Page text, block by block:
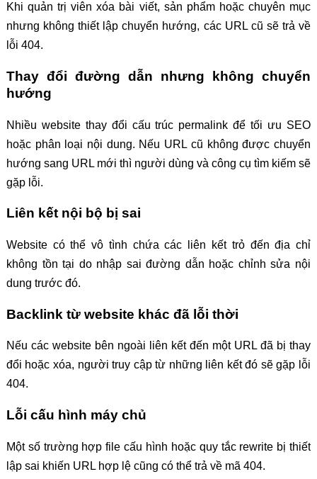
Khi quản trị viên xóa bài viết, sản phẩm hoặc chuyên mục
nhưng không thiết lập chuyển hướng, các URL cũ sẽ trả về
lỗi 404.
Thay đổi đường dẫn nhưng không chuyển
hướng
Nhiều website thay đổi cấu trúc permalink để tối ưu SEO
hoặc phân loại nội dung. Nếu URL cũ không được chuyển
hướng sang URL mới thì người dùng và công cụ tìm kiếm sẽ
gặp lỗi.
Liên kết nội bộ bị sai
Website có thể vô tình chứa các liên kết trỏ đến địa chỉ
không tồn tại do nhập sai đường dẫn hoặc chỉnh sửa nội
dung trước đó.
Backlink từ website khác đã lỗi thời
Nếu các website bên ngoài liên kết đến một URL đã bị thay
đổi hoặc xóa, người truy cập từ những liên kết đó sẽ gặp lỗi
404.
Lỗi cấu hình máy chủ
Một số trường hợp file cấu hình hoặc quy tắc rewrite bị thiết
lập sai khiến URL hợp lệ cũng có thể trả về mã 404.